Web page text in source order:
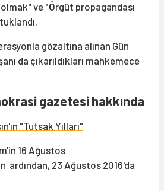
ve "Örgüt propagandası
gözaltına alınan Gün
da çıkarıldıkları mahkemece
gazetesi hakkında
"Tutsak Yılları"
16 Ağustos
ardından, 23 Ağustos 2016'da